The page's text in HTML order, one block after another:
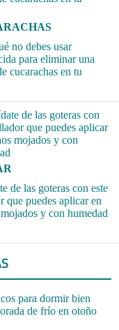
no debes usar
para eliminar una
cucarachas en tu
de las goteras con este
que puedes aplicar en
y con humedad
para dormir bien
de frío en otoño